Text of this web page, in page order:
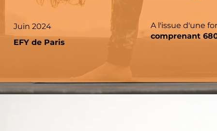
Juin 2024
EFY de Paris
A l'issue d'une
comprenant